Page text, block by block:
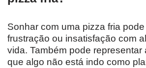
Sonhar com uma pizza fria
frustração ou insatisfação com
vida. Também pode representar
que algo não está indo como